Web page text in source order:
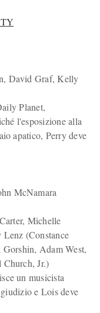
David Graf, Kelly
Planet,
l'esposizione alla
apatico, Perry deve
McNamara
Michelle
(Constance
Adam West,
Jr.)
un musicista
e Lois deve